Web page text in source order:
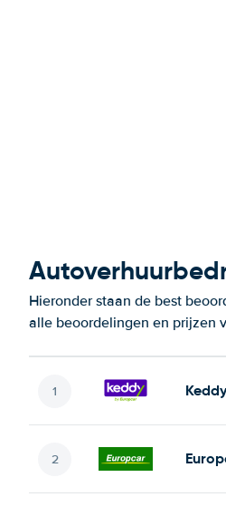
Hieronder staan de best
alle beoordelingen en prijzen